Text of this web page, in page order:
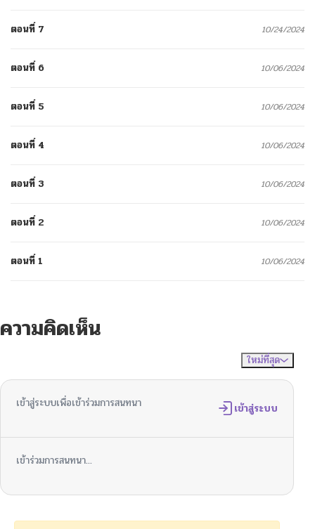
ตอนที่ 7 10/24/2024
ตอนที่ 6 10/06/2024
ตอนที่ 5 10/06/2024
ตอนที่ 4 10/06/2024
ตอนที่ 3 10/06/2024
ตอนที่ 2 10/06/2024
ตอนที่ 1 10/06/2024
ความคิดเห็น
ใหม่ที่สุด
เข้าสู่ระบบเพื่อเข้าร่วมการสนทนา เข้าสู่ระบบ
เข้าร่วมการสนทนา...